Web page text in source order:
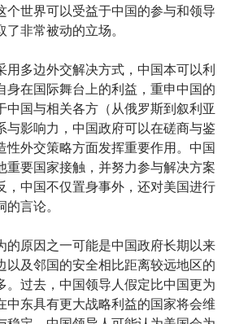
个世界可以受益于中国的参与和领导
非常被动的立场。
用多边外交解决方式，中国本可以利
身在国际舞台上的利益，重申中国的
中国与相关各方（从俄罗斯到叙利亚
与影响力，中国政府可以在磋商与鉴
性外交策略方面发挥重要作用。中国
重要国家接触，并努力参与解决方案
，中国不仅置身事外，还对美国进行
言论。
的原因之一可能是中国政府长期以来
以及邻国的安全相比距离较远地区的
。过去，中国领导人假定比中国更为
中东具有更大战略利益的国家将会维